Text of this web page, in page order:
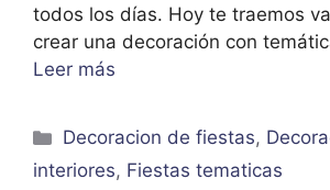
todos los días. Hoy te traemos
crear una decoración con
Leer más
Categorías
Decoracion de fiestas,
interiores, Fiestas tematicas